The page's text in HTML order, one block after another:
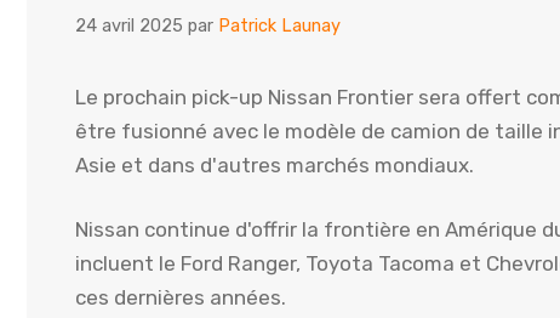
24 avril 2025 par Patrick Launay
Le prochain pick-up Nissan Frontier sera offert
être fusionné avec le modèle de camion de taille
Asie et dans d'autres marchés mondiaux.
Nissan continue d'offrir la frontière en Amérique
incluent le Ford Ranger, Toyota Tacoma et
ces dernières années.